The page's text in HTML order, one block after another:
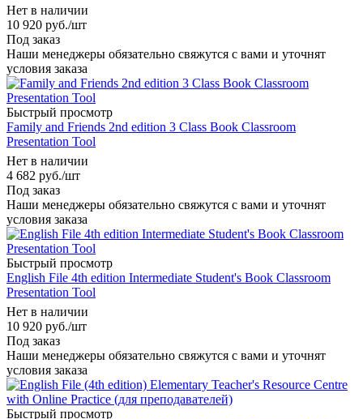
Нет в наличии
10 920 руб./шт
Под заказ
Наши менеджеры обязательно свяжутся с вами и уточнят
условия заказа
Быстрый просмотр
Family and Friends 2nd edition 3 Class Book Classroom
Presentation Tool
Нет в наличии
4 682 руб./шт
Под заказ
Наши менеджеры обязательно свяжутся с вами и уточнят
условия заказа
Быстрый просмотр
English File 4th edition Intermediate Student's Book Classroom
Presentation Tool
Нет в наличии
10 920 руб./шт
Под заказ
Наши менеджеры обязательно свяжутся с вами и уточнят
условия заказа
Быстрый просмотр